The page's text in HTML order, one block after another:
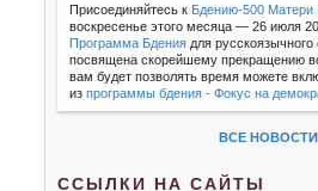
Присоединяйтесь к Бдению-500 Матери
воскресенье этого месяца — 26 июля
Программа Бдения для
посвящена скорейшему прекращению
вам будет позволять время можете
изпрограммы бдения - Фокус на
ВСЕ НОВОСТИ
ССЫЛКИ НА САЙТЫ